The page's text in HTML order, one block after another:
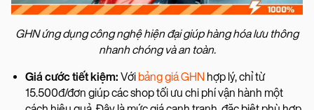
GHN ứng dụng công nghệ hiện đại giúp hàng hóa lưu thông
nhanh chóng và an toàn.
Giá cước tiết kiệm: Với bảng giá GHN hợp lý, chỉ từ
15.500đ/đơn giúp các shop tối ưu chi phí vận hành một